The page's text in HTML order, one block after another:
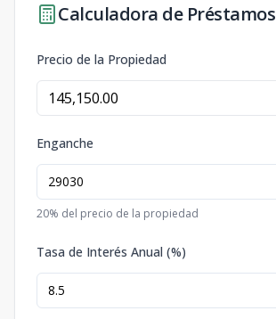
Calculadora de Préstamos
Precio de la Propiedad
Enganche
20% del precio de la propiedad
Tasa de Interés Anual (%)